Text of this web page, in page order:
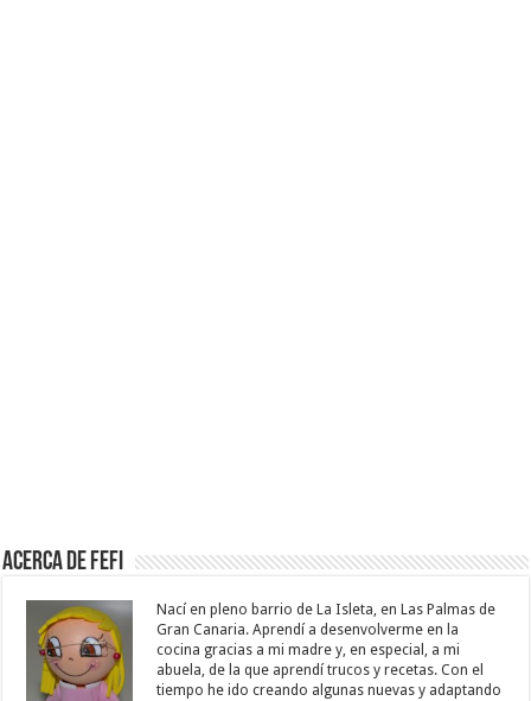
Acerca de Fefi
Nací en pleno barrio de La Isleta, en Las Palmas de
Gran Canaria. Aprendí a desenvolverme en la
cocina gracias a mi madre y, en especial, a mi
abuela, de la que aprendí trucos y recetas. Con el
tiempo he ido creando algunas nuevas y adaptando